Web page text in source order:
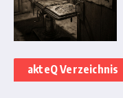
akteQ Verzeichnis